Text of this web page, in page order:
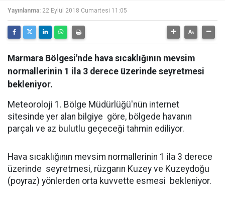
Yayınlanma: 22 Eylül 2018 Cumartesi 11:05
Marmara Bölgesi'nde hava sıcaklığının mevsim
normallerinin 1 ila 3 derece üzerinde seyretmesi
bekleniyor.
Meteoroloji 1. Bölge Müdürlüğü'nün internet
sitesinde yer alan bilgiye göre, bölgede havanın
parçalı ve az bulutlu geçeceği tahmin ediliyor.
Hava sıcaklığının mevsim normallerinin 1 ila 3 derece
üzerinde seyretmesi, rüzgarın Kuzey ve Kuzeydoğu
(poyraz) yönlerden orta kuvvette esmesi bekleniyor.